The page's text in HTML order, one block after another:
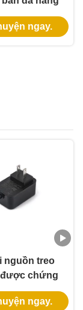
đầu vào 100-
Bảo hành 3
ngay.
nguồn treo
chứng
với đầu ra
24V và công
ngay.